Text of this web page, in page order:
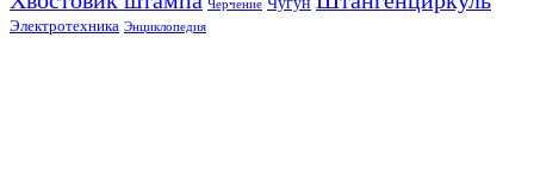
Черчение
Электротехника Энциклопедия